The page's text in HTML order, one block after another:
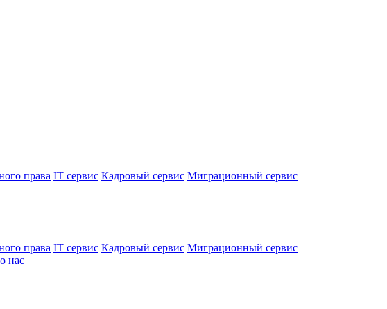
права IT сервис Кадровый сервис Миграционный сервис
права IT сервис Кадровый сервис Миграционный сервис
нас